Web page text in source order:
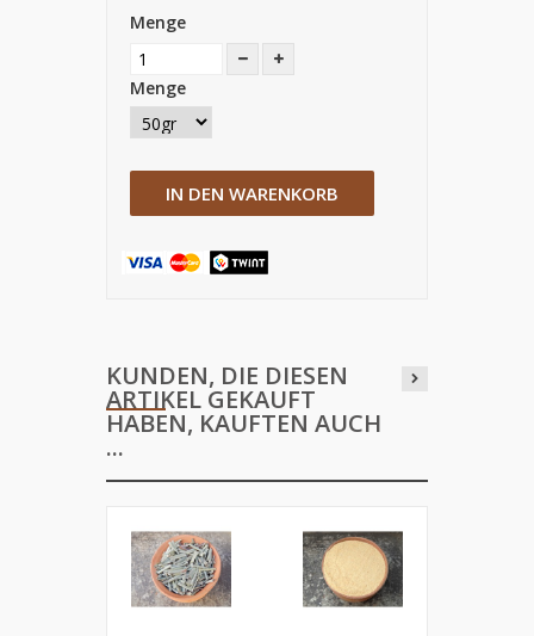
Menge
Menge
IN DEN WARENKORB
KUNDEN, DIE DIESEN
ARTIKEL GEKAUFT
HABEN, KAUFTEN AUCH
...